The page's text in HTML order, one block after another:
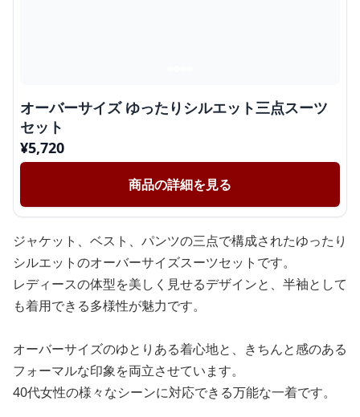
オーバーサイズ ゆったりシルエット三点スーツ
セット
¥5,720
商品の詳細を見る
ジャケット、ベスト、パンツの三点で構成されたゆったり
シルエットのオーバーサイズスーツセットです。
レディースの体型を美しく見せるデザインと、半袖として
も着用できる多様性が魅力です。
オーバーサイズのゆとりある着心地と、きちんと感のある
フォーマルな印象を両立させています。
40代女性の様々なシーンに対応できる万能な一着です。